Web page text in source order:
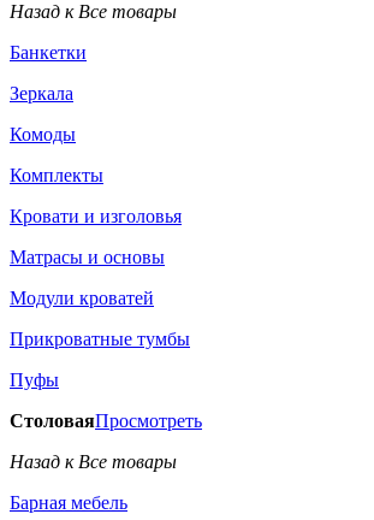
Назад к Все товары
Банкетки
Зеркала
Комоды
Комплекты
Кровати и изголовья
Матрасы и основы
Модули кроватей
Прикроватные тумбы
Пуфы
СтоловаяПросмотреть
Назад к Все товары
Барная мебель